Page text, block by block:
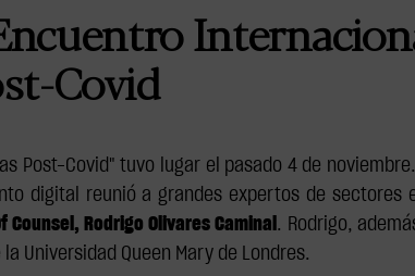
Covid
Post-Covid" tuvo lugar el pasado 4 de
digital reunió a grandes expertos de sectores
Counsel, Rodrigo Olivares Caminal . Rodrigo,
Universidad Queen Mary de Londres.